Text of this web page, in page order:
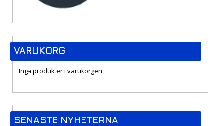
VARUKORG
Inga produkter i varukorgen.
SENASTE NYHETERNA